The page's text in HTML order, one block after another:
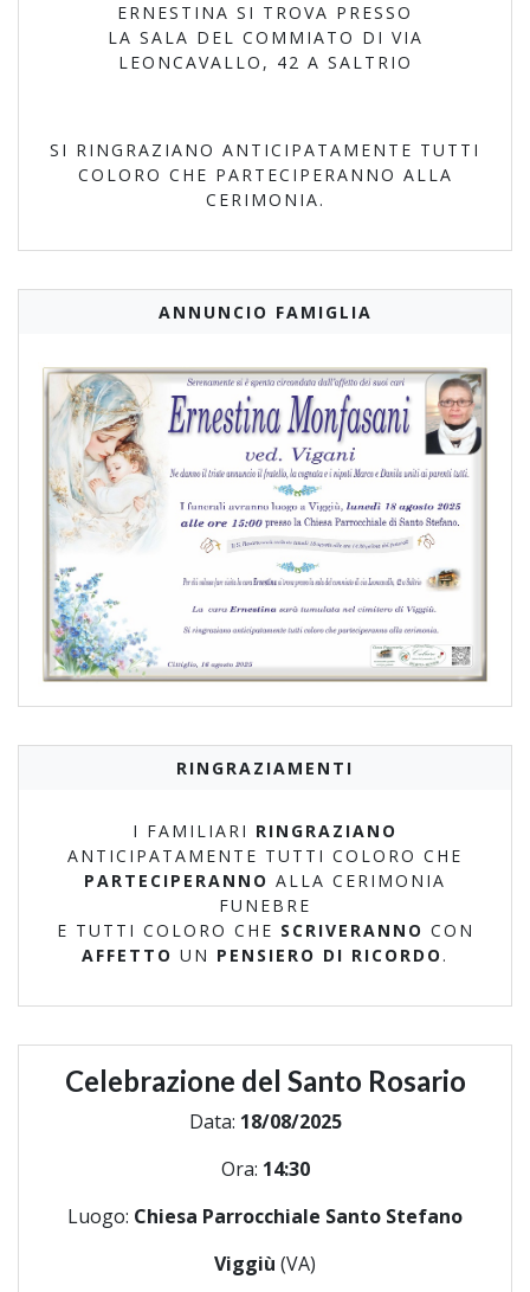
ERNESTINA SI TROVA PRESSO
LA SALA DEL COMMIATO DI VIA
LEONCAVALLO, 42 A SALTRIO
SI RINGRAZIANO ANTICIPATAMENTE TUTTI
COLORO CHE PARTECIPERANNO ALLA
CERIMONIA.
ANNUNCIO FAMIGLIA
RINGRAZIAMENTI
I FAMILIARI RINGRAZIANO
ANTICIPATAMENTE TUTTI COLORO CHE
PARTECIPERANNO ALLA CERIMONIA
FUNEBRE
E TUTTI COLORO CHE SCRIVERANNO CON
AFFETTO UN PENSIERO DI RICORDO .
Celebrazione del Santo Rosario
Data: 18/08/2025
Ora: 14:30
Luogo: Chiesa Parrocchiale Santo Stefano
Viggiù (VA)